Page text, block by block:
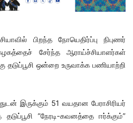
பிறந்த நோயெதிர்ப்பு நிபுணர்
சேர்ந்த ஆராய்ச்சியாளர்கள்
தடுப்பூசி ஒன்றை உருவாக்க பணியாற்றி
இருக்கும் 51 வயதான பேராசிரியர்
“நேரடி-கவனத்தை ஈர்க்கும்”